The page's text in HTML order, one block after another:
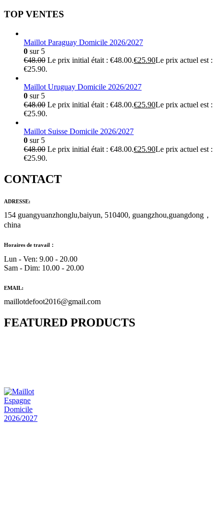
TOP VENTES
Maillot Paraguay Domicile 2026/2027
0 sur 5
€48.00 Le prix initial était : €48.00.€25.90Le prix actuel est :
€25.90.
Maillot Uruguay Domicile 2026/2027
0 sur 5
€48.00 Le prix initial était : €48.00.€25.90Le prix actuel est :
€25.90.
Maillot Suisse Domicile 2026/2027
0 sur 5
€48.00 Le prix initial était : €48.00.€25.90Le prix actuel est :
€25.90.
CONTACT
ADRESSE:
154 guangyuanzhonglu,baiyun, 510400, guangzhou,guangdong，
china
Horaires de travail：
Lun - Ven: 9.00 - 20.00
Sam - Dim: 10.00 - 20.00
EMAIL:
maillotdefoot2016@gmail.com
FEATURED PRODUCTS